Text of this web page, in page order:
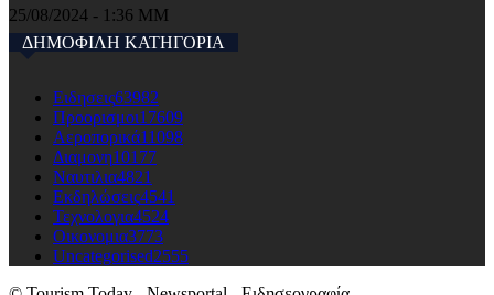
25/08/2024 - 1:36 ΜΜ
ΔΗΜΟΦΙΛΗ ΚΑΤΗΓΟΡΙΑ
Ειδησεις63982
Προορισμοι17609
Αεροπορικά11098
Διαμονη10177
Ναυτιλια4821
Εκδηλώσεις4541
Τεχνολογια4524
Οικονομια3773
Uncategorised2555